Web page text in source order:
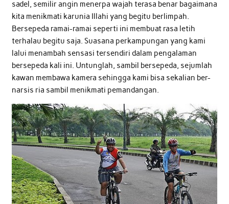
sadel, semilir angin menerpa wajah terasa benar bagaimana
kita menikmati karunia Illahi yang begitu berlimpah.
Bersepeda ramai-ramai seperti ini membuat rasa letih
terhalau begitu saja. Suasana perkampungan yang kami
lalui menambah sensasi tersendiri dalam pengalaman
bersepeda kali ini. Untunglah, sambil bersepeda, sejumlah
kawan membawa kamera sehingga kami bisa sekalian ber-
narsis ria sambil menikmati pemandangan.